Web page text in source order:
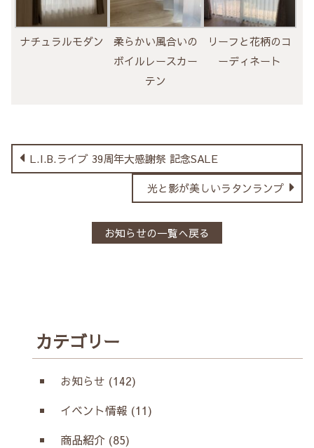
ナチュラルモダン
柔らかい風合いの
ボイルレースカー
テン
リーフと花柄のコ
ーディネート
L.I.B.ライブ 39周年大感謝祭 記念SALE
光と影が美しいラタンランプ
お知らせの一覧へ戻る
カテゴリー
お知らせ (142)
イベント情報 (11)
商品紹介 (85)